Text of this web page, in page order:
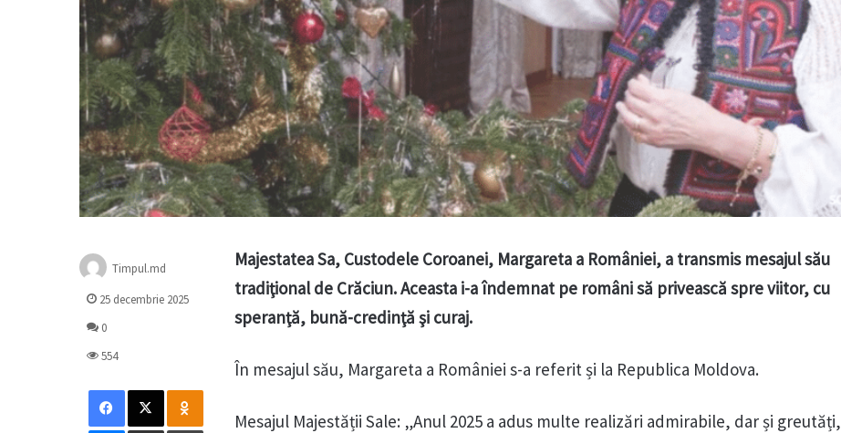
Majestatea Sa, Custodele Coroanei, Margareta a României, a transmis mesajul său
tradiţional de Crăciun. Aceasta i-a îndemnat pe români să privească spre viitor, cu
speranţă, bună-credinţă şi curaj.
În mesajul său, Margareta a României s-a referit și la Republica Moldova.
Mesajul Majestății Sale: „Anul 2025 a adus multe realizări admirabile, dar și greutăți,
Timpul.md
25 decembrie 2025
0
554
Facebook
X Odnoklassniki